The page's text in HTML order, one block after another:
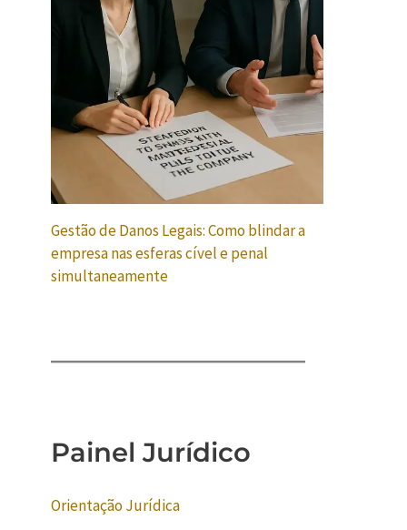
Gestão de Danos Legais: Como blindar a
empresa nas esferas cível e penal
simultaneamente
Painel Jurídico
Orientação Jurídica